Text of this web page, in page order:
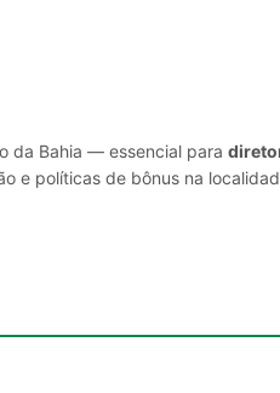
da Bahia — essencial para
e políticas de bônus na